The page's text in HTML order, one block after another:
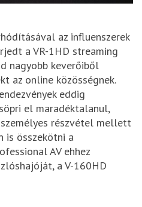
az influenszerek
a VR-1HD streaming
nagyobb keverőiből
az online közösségnek.
eddig
el maradéktalanul,
részvétel mellett
is összekötni a
AV ehhez
a V-160HD